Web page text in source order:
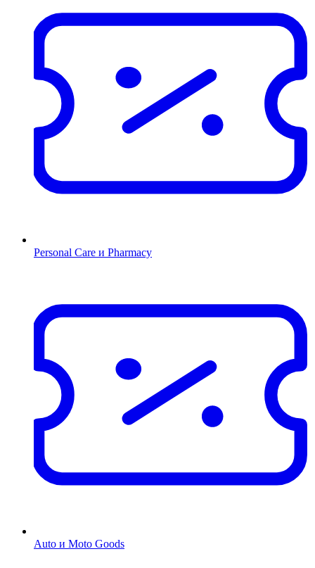
Personal Care и Pharmacy
Auto и Moto Goods